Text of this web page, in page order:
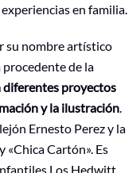
en familia.
su nombre artístico
de la
diferentes proyectos
y la ilustración.
Ernesto Perez y la
«Chica Cartón». Es
Los Hedwitt.